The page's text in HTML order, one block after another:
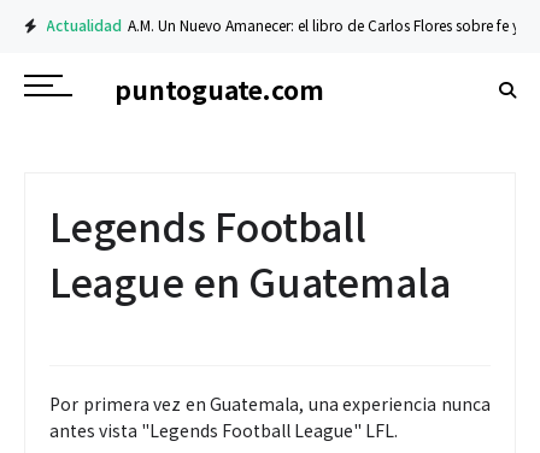
Actualidad A.M. Un Nuevo Amanecer: el libro de Carlos Flores sobre fe y
puntoguate.com
Legends Football
League en Guatemala
Por primera vez en Guatemala, una experiencia nunca
antes vista "Legends Football League" LFL.